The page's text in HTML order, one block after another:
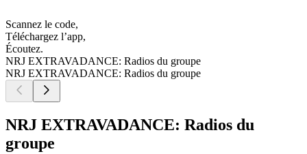
Scannez le code,
Téléchargez l’app,
Écoutez.
NRJ EXTRAVADANCE: Radios du groupe
NRJ EXTRAVADANCE: Radios du groupe
NRJ EXTRAVADANCE: Radios du
groupe